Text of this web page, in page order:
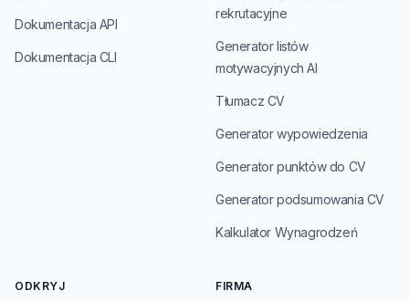
Dokumentacja API
Dokumentacja CLI
rekrutacyjne
Generator listów
motywacyjnych AI
Tłumacz CV
Generator wypowiedzenia
Generator punktów do CV
Generator podsumowania CV
Kalkulator Wynagrodzeń
ODKRYJ FIRMA